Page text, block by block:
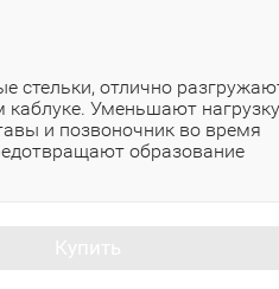
стельки, отлично
каблуке. Уменьшают нагрузку
и позвоночник во время
образование